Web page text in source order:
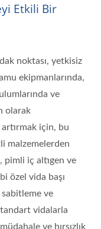
Etkili Bir
noktası, yetkisiz
ekipmanlarında,
ve
olarak
artırmak için, bu
malzemelerden
pimli iç altıgen ve
özel vida başı
sabitleme ve
vidalarla
ve hırsızlık